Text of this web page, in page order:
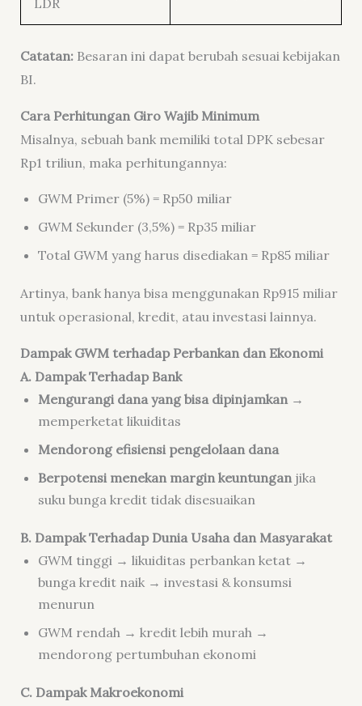
Catatan:Besaran ini dapat berubah sesuai kebijakan
BI.
Cara Perhitungan Giro Wajib Minimum
Misalnya, sebuah bank memiliki total DPK sebesar
Rp1 triliun, maka perhitungannya:
GWM Primer (5%) = Rp50 miliar
GWM Sekunder (3,5%) = Rp35 miliar
Total GWM yang harus disediakan = Rp85 miliar
Artinya, bank hanya bisa menggunakan Rp915 miliar
untuk operasional, kredit, atau investasi lainnya.
Dampak GWM terhadap Perbankan dan Ekonomi
A. Dampak Terhadap Bank
Mengurangi dana yang bisa dipinjamkan→
memperketat likuiditas
Mendorong efisiensi pengelolaan dana
Berpotensi menekan margin keuntunganjika
suku bunga kredit tidak disesuaikan
B. Dampak Terhadap Dunia Usaha dan Masyarakat
GWM tinggi → likuiditas perbankan ketat →
bunga kredit naik → investasi & konsumsi
menurun
GWM rendah → kredit lebih murah →
mendorong pertumbuhan ekonomi
C. Dampak Makroekonomi